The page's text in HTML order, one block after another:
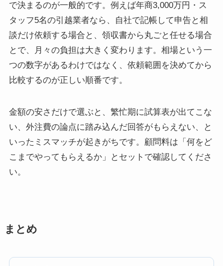
で決まるのが一般的です。例えば年商3,000万円・ス
タッフ5名の引越業者なら、自社で記帳して申告と相
談だけ依頼する場合と、領収書から丸ごと任せる場合
とで、月々の負担は大きく変わります。相場という一
つの数字があるわけではなく、依頼範囲を決めてから
比較するのが正しい順番です。
金額の安さだけで選ぶと、繁忙期に試算表が出てこな
い、外注費の論点に踏み込んだ回答がもらえない、と
いったミスマッチが起きがちです。顧問料は「何をど
こまでやってもらえるか」とセットで確認してくださ
い。
まとめ